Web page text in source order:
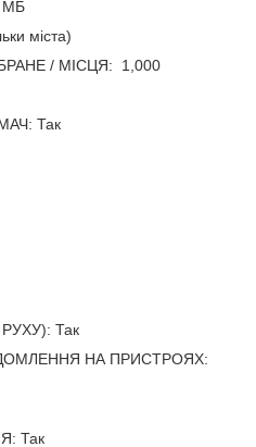
МБ
міста)
/ МІСЦЯ: 1,000
Так
Так
НА ПРИСТРОЯХ:
Так